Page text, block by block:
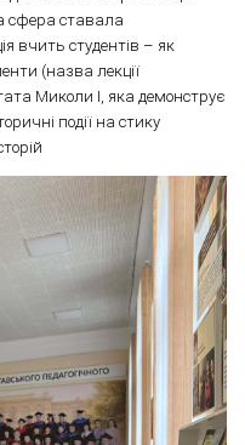
сфера ставала
вчить студентів – як
(назва лекції
Миколи I, яка демонструє
події на стику